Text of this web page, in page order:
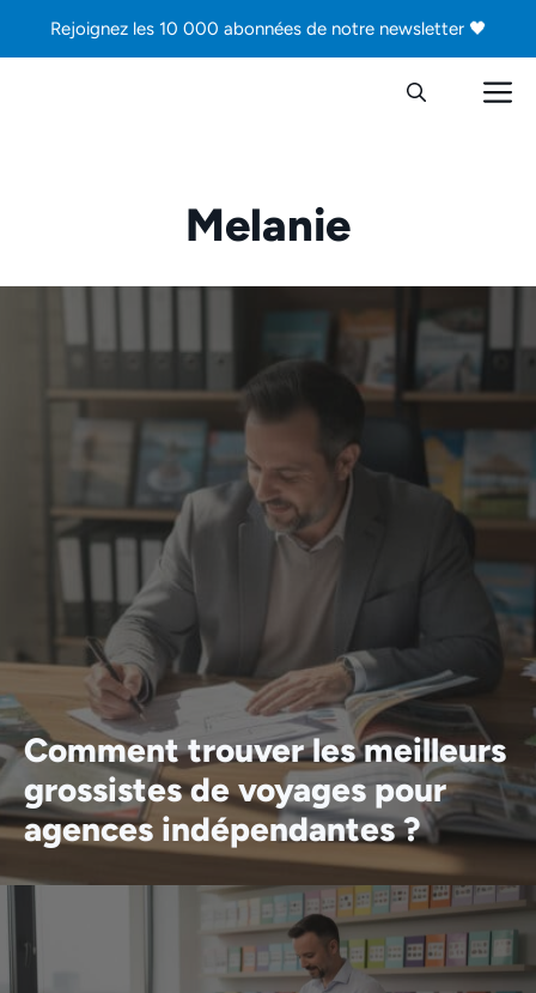
Rejoignez les 10 000 abonnées de notre newsletter 🖤
Melanie
Comment trouver les meilleurs
grossistes de voyages pour
agences indépendantes ?